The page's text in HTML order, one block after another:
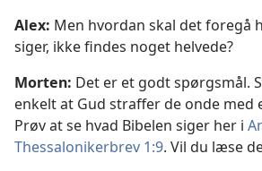
Alex: Men hvordan skal det foregå
siger, ikke findes noget helvede?
Morten: Det er et godt spørgsmål.
enkelt at Gud straffer de onde med
Prøv at se hvad Bibelen siger her i
Thessalonikerbrev 1:9. Vil du læse